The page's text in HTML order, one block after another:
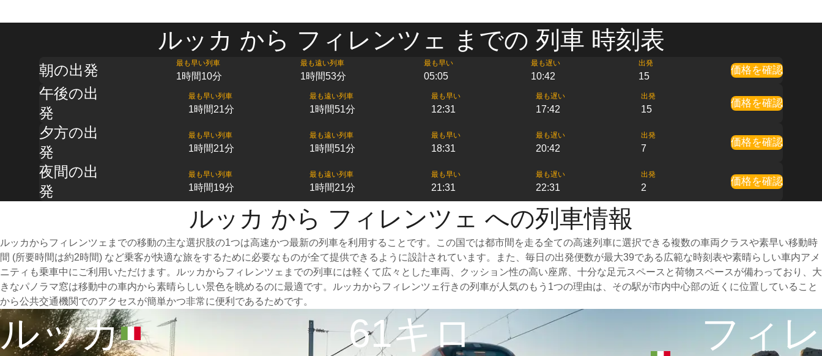
ルッカ から フィレンツェ までの 列車 時刻表
朝の出発 最も早い列車
1時間10分
最も遠い列車
1時間53分
最も早い
05:05
最も遅い
10:42
出発
15
価格を確認
午後の出
発
最も早い列車
1時間21分
最も遠い列車
1時間51分
最も早い
12:31
最も遅い
17:42
出発
15
価格を確認
夕方の出
発
最も早い列車
1時間21分
最も遠い列車
1時間51分
最も早い
18:31
最も遅い
20:42
出発
7
価格を確認
夜間の出
発
最も早い列車
1時間19分
最も遠い列車
1時間21分
最も早い
21:31
最も遅い
22:31
出発
2
価格を確認
ルッカ から フィレンツェ への列車情報
ルッカからフィレンツェまでの移動の主な選択肢の1つは高速かつ最新の列車を利用することです。この国では都市間を走る全ての高速列車に選択できる複数の車両クラスや素早い移動時
間 (所要時間は約2時間) など乗客が快適な旅をするために必要なものが全て提供できるように設計されています。また、毎日の出発便数が最大39である広範な時刻表や素晴らしい車内アメ
ニティも乗車中にご利用いただけます。ルッカからフィレンツェまでの列車には軽くて広々とした車両、クッション性の高い座席、十分な足元スペースと荷物スペースが備わっており、大
きなパノラマ窓は移動中の車内から素晴らしい景色を眺めるのに最適です。ルッカからフィレンツェ行きの列車が人気のもう1つの理由は、その駅が市内中心部の近くに位置していること
から公共交通機関でのアクセスが簡単かつ非常に便利であるためです。
ルッカ 61キロ
フィレ